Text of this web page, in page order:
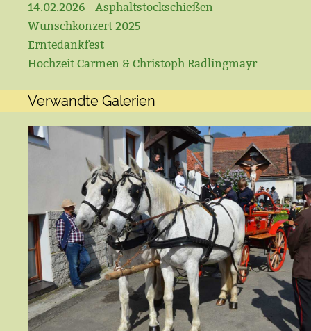
14.02.2026 - Asphaltstockschießen
Wunschkonzert 2025
Erntedankfest
Hochzeit Carmen & Christoph Radlingmayr
Verwandte Galerien